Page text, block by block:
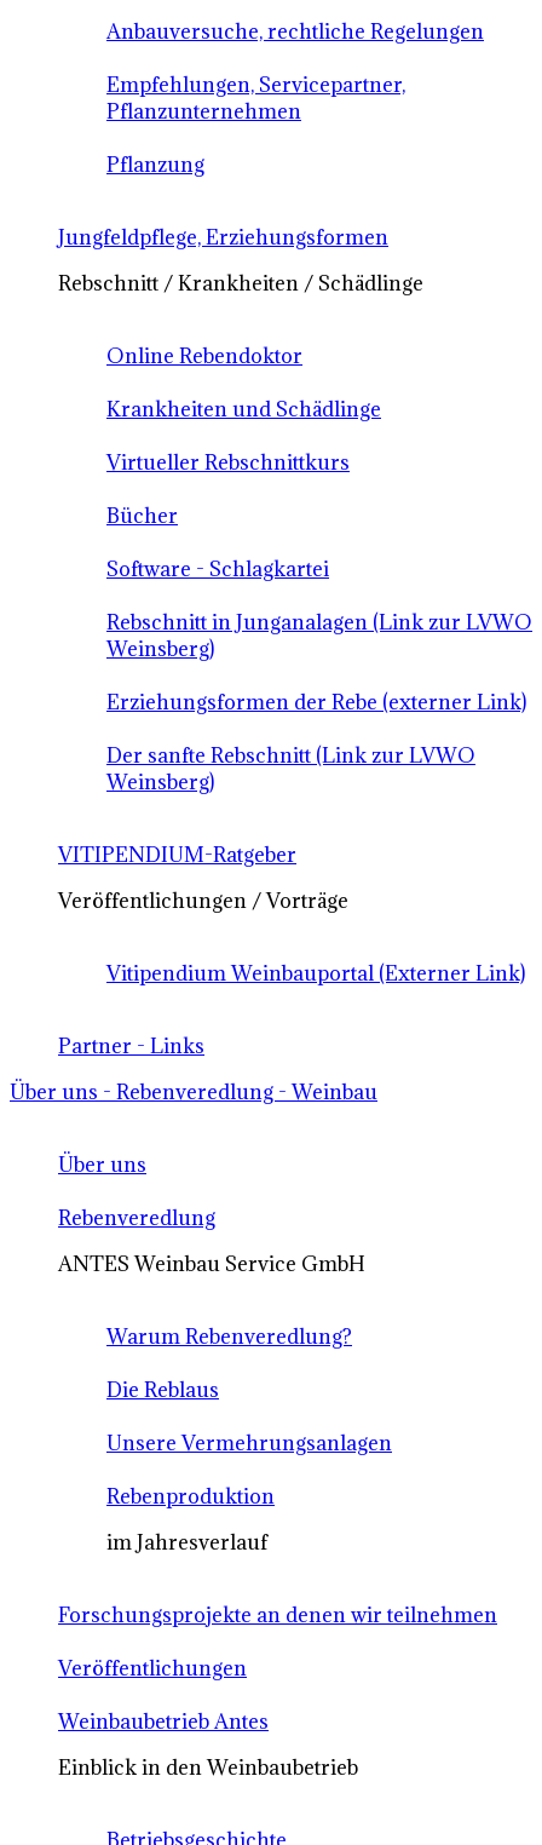
Anbauversuche, rechtliche Regelungen
Empfehlungen, Servicepartner,
Pflanzunternehmen
Pflanzung
Jungfeldpflege, Erziehungsformen
Rebschnitt / Krankheiten / Schädlinge
Online Rebendoktor
Krankheiten und Schädlinge
Virtueller Rebschnittkurs
Bücher
Software - Schlagkartei
Rebschnitt in Junganalagen (Link zur LVWO
Weinsberg)
Erziehungsformen der Rebe (externer Link)
Der sanfte Rebschnitt (Link zur LVWO
Weinsberg)
VITIPENDIUM-Ratgeber
Veröffentlichungen / Vorträge
Vitipendium Weinbauportal (Externer Link)
Partner - Links
Über uns - Rebenveredlung - Weinbau
Über uns
Rebenveredlung
ANTES Weinbau Service GmbH
Warum Rebenveredlung?
Die Reblaus
Unsere Vermehrungsanlagen
Rebenproduktion
im Jahresverlauf
Forschungsprojekte an denen wir teilnehmen
Veröffentlichungen
Weinbaubetrieb Antes
Einblick in den Weinbaubetrieb